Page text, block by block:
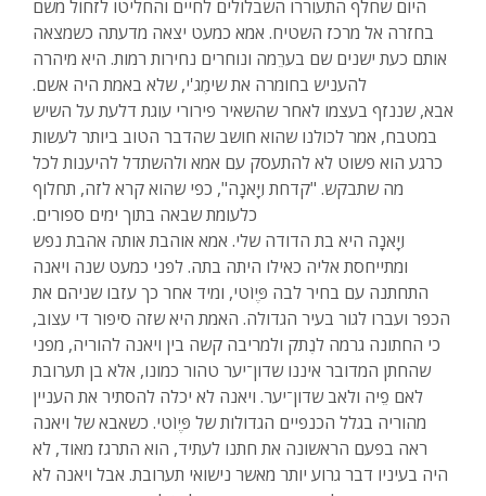
היום שחלף התעוררו השבלולים לחיים והחליטו לזחול משם
בחזרה אל מרכז השטיח. אמא כמעט יצאה מדעתה כשמצאה
אותם כעת ישנים שם בערֵמה ונוחרים נחירות רמות. היא מיהרה
להעניש בחומרה את שימֶג'י, שלא באמת היה אשם.
אבא, שננזף בעצמו לאחר שהשאיר פירורי עוגת דלעת על השיש
במטבח, אמר לכולנו שהוא חושב שהדבר הטוב ביותר לעשות
כרגע הוא פשוט לא להתעסק עם אמא ולהשתדל להיענות לכל
מה שתבקש. "קדחת וִיָאנָה", כפי שהוא קרא לזה, תחלוף
כלעומת שבאה בתוך ימים ספורים.
וִיָאנָה היא בת הדודה שלי. אמא אוהבת אותה אהבת נפש
ומתייחסת אליה כאילו היתה בתה. לפני כמעט שנה ויאנה
התחתנה עם בחיר לבה פֶּיוֹטי, ומיד אחר כך עזבו שניהם את
הכפר ועברו לגור בעיר הגדולה. האמת היא שזה סיפור די עצוב,
כי החתונה גרמה לנֶתק ולמריבה קשה בין ויאנה להוריה, מפני
שהחתן המדובר איננו שדון־יער טהור כמונו, אלא בן תערובת
לאם פֵיה ולאב שדון־יער. ויאנה לא יכלה להסתיר את העניין
מהוריה בגלל הכנפיים הגדולות של פֶּיוֹטי. כשאבא של ויאנה
ראה בפעם הראשונה את חתנו לעתיד, הוא התרגז מאוד, לא
היה בעיניו דבר גרוע יותר מאשר נישואי תערובת. אבל ויאנה לא